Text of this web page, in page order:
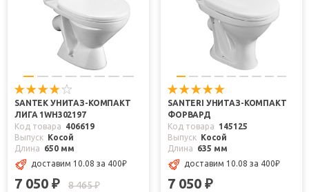
SANTEK УНИТАЗ-КОМПАКТ
ЛИГА 1WH302197
Код товара
406619
Выпуск Косой
Длина
650 мм
доставим 10.08 за 400₽
7 050 ₽ 8 465₽
SANTERI УНИТАЗ-КОМПАКТ
ФОРВАРД
Код товара
145125
Выпуск Косой
Длина
635 мм
доставим 10.08 за 400₽
7 050 ₽